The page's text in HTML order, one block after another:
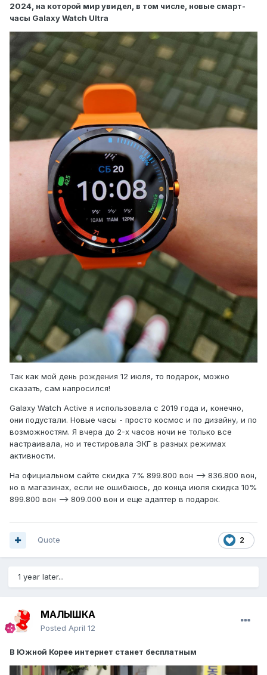
2024, на которой мир увидел, в том числе, новые смарт-
часы Galaxy Watch Ultra
Так как мой день рождения 12 июля, то подарок, можно
сказать, сам напросился!
Galaxy Watch Active я использовала с 2019 года и, конечно,
они подустали. Новые часы - просто космос и по дизайну, и по
возможностям. Я вчера до 2-х часов ночи не только все
настраивала, но и тестировала ЭКГ в разных режимах
активности.
На официальном сайте скидка 7% 899.800 вон --> 836.800 вон,
но в магазинах, если не ошибаюсь, до конца июля скидка 10%
899.800 вон --> 809.000 вон и еще адаптер в подарок.
2
Quote
1 year later...
МАЛЫШКА
Posted April 12
В Южной Корее интернет станет бесплатным